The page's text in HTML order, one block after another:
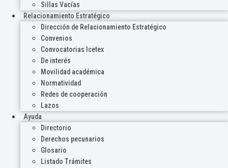
Sillas Vacías
Relacionamiento Estratégico
Dirección de Relacionamiento Estratégico
Convenios
Convocatorias Icetex
De interés
Movilidad académica
Normatividad
Redes de cooperación
Lazos
Ayuda
Directorio
Derechos pecunarios
Glosario
Listado Trámites